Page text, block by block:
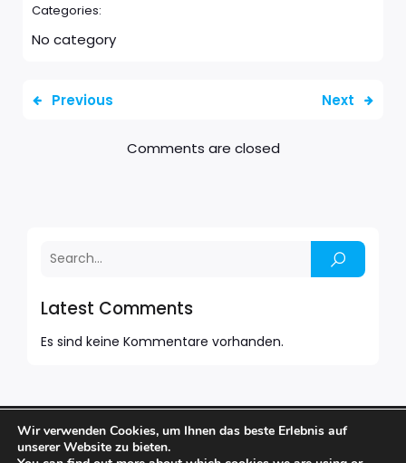
Latest Comments
Es sind keine Kommentare vorhanden.
Categories:
No category
Previous Next
Comments are closed
© 2026 BARFUSS BAR. Created with
using WordPress
and Kubio
Wir verwenden Cookies, um Ihnen das beste Erlebnis auf
unserer Website zu bieten.